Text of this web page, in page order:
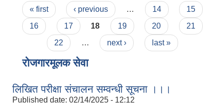
Pages
« first ‹ previous … 14
15
16
17 18 19 20
21
22
… next › last »
रोजगारमूलक सेवा
लिखित परीक्षा संचालन सम्वन्धी सूचना ।।।
Published date: 02/14/2025 - 12:12